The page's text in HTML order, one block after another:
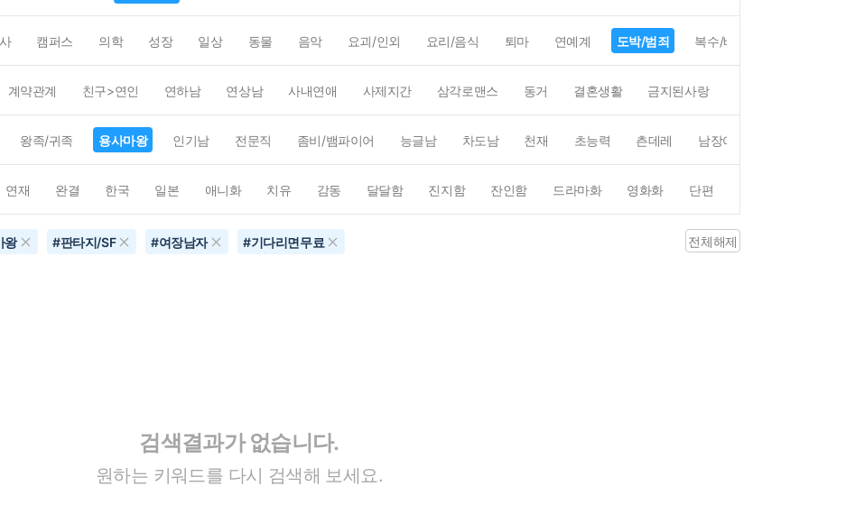
캠퍼스 의학 성장 일상 동물 음악 요괴/인외 요리/음식 퇴마 연예계 도박/범죄 복수/배신
계약관계 친구>연인 연하남 연상남 사내연애 사제지간 삼각로맨스 동거 결혼생활 금지된사랑
왕족/귀족 용사마왕 인기남 전문직 좀비/뱀파이어 능글남 차도남 천재 초능력 츤데레 남장여자
연재 완결 한국 일본 애니화 치유 감동 달달함 진지함 잔인함 드라마화 영화화 단편
왕 #판타지/SF #여장남자 #기다리면무료 전체해제
검색결과가 없습니다.
원하는 키워드를 다시 검색해 보세요.